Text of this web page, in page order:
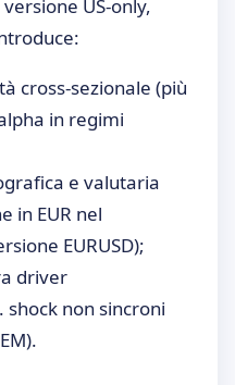
US-only,
cross-sezionale (più
in regimi
e valutaria
in EUR nel
EURUSD);
driver
non sincroni